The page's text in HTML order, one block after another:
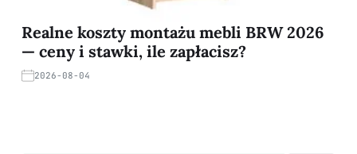
Realne koszty montażu mebli BRW 2026
— ceny i stawki, ile zapłacisz?
2026-08-04